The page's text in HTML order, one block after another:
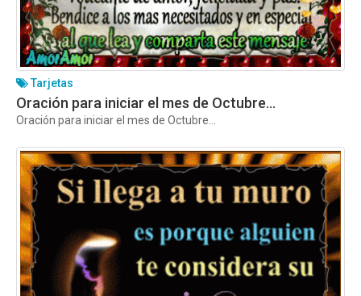
Tarjetas
Oración para iniciar el mes de Octubre…
Oración para iniciar el mes de Octubre…